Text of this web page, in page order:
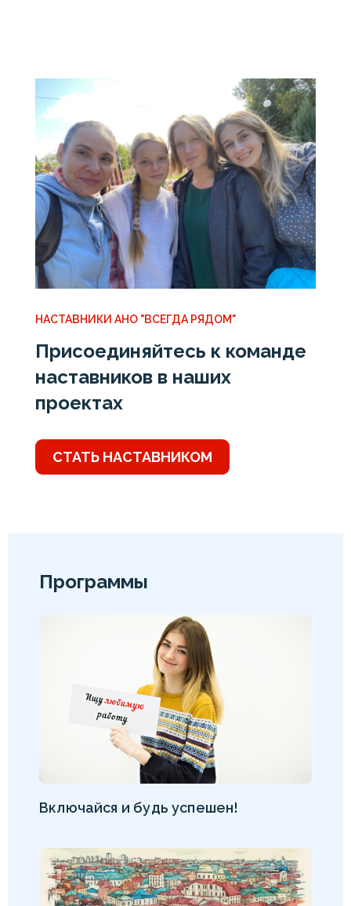
НАСТАВНИКИ АНО "ВСЕГДА РЯДОМ"
Присоединяйтесь к команде
наставников в наших
проектах
СТАТЬ НАСТАВНИКОМ
Программы
Включайся и будь успешен!